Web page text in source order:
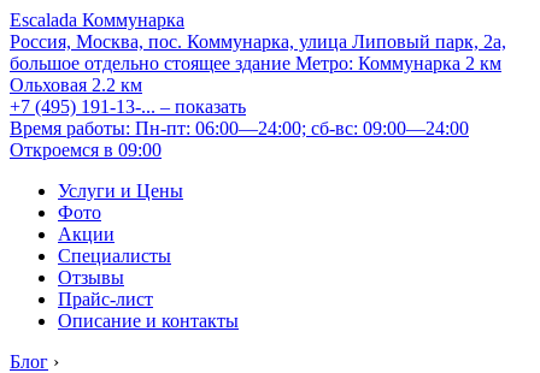
Escalada Коммунарка
Россия, Москва, пос. Коммунарка, улица Липовый парк, 2а,
большое отдельно стоящее здание Метро: Коммунарка 2 км
Ольховая 2.2 км
+7 (495) 191-13-... – показать
Время работы: Пн-пт: 06:00—24:00; сб-вс: 09:00—24:00
Откроемся в 09:00
Услуги и Цены
Фото
Акции
Специалисты
Отзывы
Прайс-лист
Описание и контакты
Блог ›